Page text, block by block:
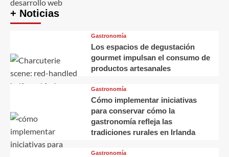
+ Noticias
Gastronomía
Los espacios de degustación
gourmet impulsan el consumo de
productos artesanales
Gastronomía
Cómo implementar iniciativas
para conservar cómo la
gastronomía refleja las
tradiciones rurales en Irlanda
Gastronomía